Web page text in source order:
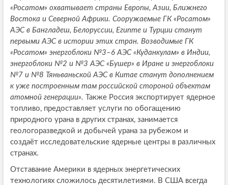
«Росатом» охватывает страны Европы, Азии, Ближнего
Востока и Северной Африки. Сооружаемые ГК «Росатом»
АЭС в Бангладеш, Белоруссии, Египте и Турции станут
первыми АЭС в истории этих стран. Возводимые ГК
«Росатом» энергоблоки №3–6 АЭС «Куданкулам» в Индии,
энергоблоки №2 и №3 АЭС «Бушер» в Иране и энергоблоки
№7 и №8 Тяньваньской АЭС в Китае станут дополнением
к уже построенным там российской стороной объектам
атомной генерации».
Также Россия экспортирует ядерное
топливо, предоставляет услуги по обогащению
природного урана в других странах, занимается
геологоразведкой и добычей урана за рубежом и
создаёт исследовательские ядерные центры в различных
странах.
Отставание Америки в ядерных энергетических
технологиях сложилось десятилетиями. В США всегда